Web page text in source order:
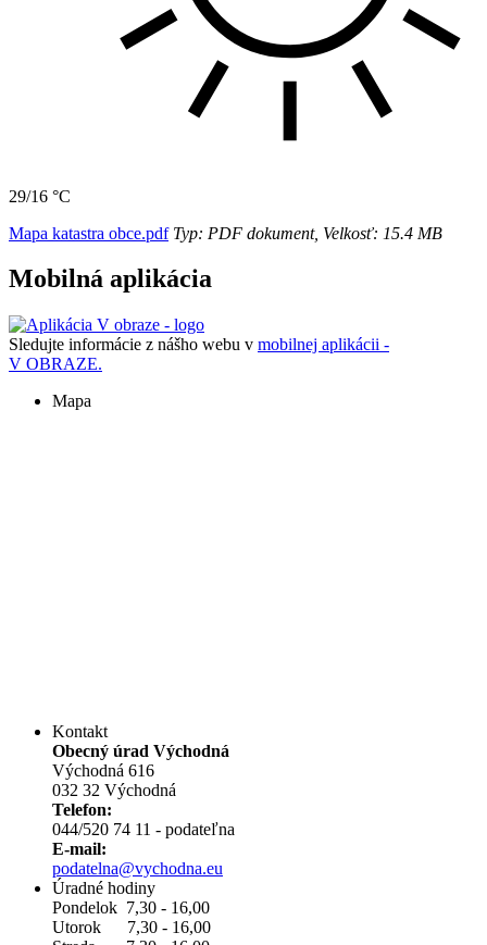
29/16 °C
Mapa katastra obce.pdfTyp: PDF dokument, Velkosť: 15.4 MB
Mobilná aplikácia
Sledujte informácie z nášho webu v mobilnej aplikácii -
V OBRAZE.
Mapa
Kontakt
Obecný úrad Východná
Východná 616
032 32 Východná
Telefon:
044/520 74 11 - podateľna
E-mail:
podatelna@vychodna.eu
Úradné hodiny
Pondelok 7,30 - 16,00
Utorok 7,30 - 16,00